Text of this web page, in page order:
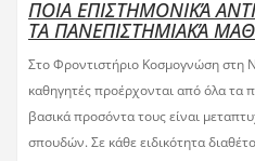
ΠΟΙΑ ΕΠΙΣΤΗΜΟΝΙΚΆ
ΤΑ ΠΑΝΕΠΙΣΤΗΜΙΑΚΆ
Στο Φροντιστήριο Κοσμογνώση στη
καθηγητές προέρχονται από όλα τα
βασικά προσόντα τους είναι
σπουδών. Σε κάθε ειδικότητα